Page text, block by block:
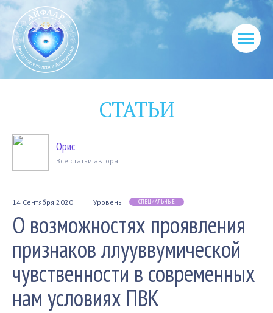
СТАТЬИ
Орис
Вcе статьи автора...
14 Сентября 2020 Уровень СПЕЦИАЛЬНЫЕ
О возможностях проявления
признаков ллууввумической
чувственности в современных
нам условиях ПВК